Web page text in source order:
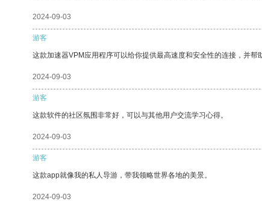
2024-09-03
游客
这款加速器VPM应用程序可以给你提供最高速度和安全性的连接，并帮
2024-09-03
游客
这款软件的社区氛围非常好，可以与其他用户交流学习心得。
2024-09-03
游客
这款app就像我的私人导游，带我领略世界各地的美景。
2024-09-03